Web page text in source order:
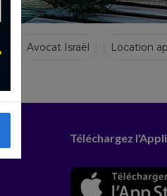
Avocat Israël Location
Téléchargez